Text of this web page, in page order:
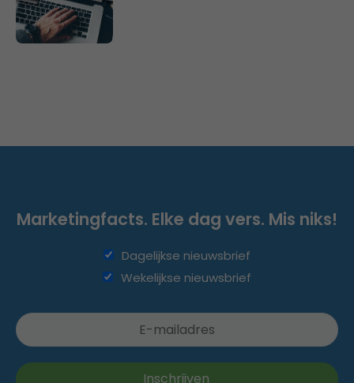
Marketingfacts. Elke dag vers. Mis niks!
Dagelijkse nieuwsbrief
Wekelijkse nieuwsbrief